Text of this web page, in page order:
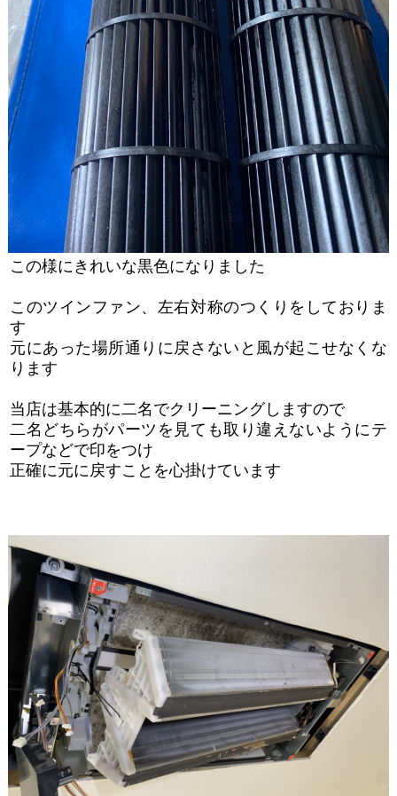
この様にきれいな黒色になりました
このツインファン、左右対称のつくりをしておりま
す
元にあった場所通りに戻さないと風が起こせなくな
ります
当店は基本的に二名でクリーニングしますので
二名どちらがパーツを見ても取り違えないようにテ
ープなどで印をつけ
正確に元に戻すことを心掛けています